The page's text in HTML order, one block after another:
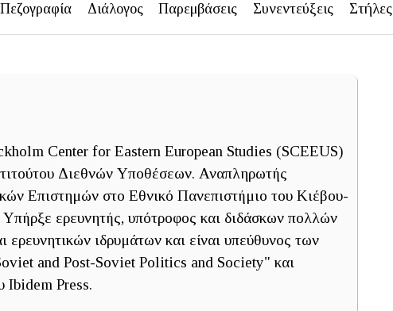
Πεζογραφία Διάλογος Παρεμβάσεις Συνεντεύξεις Στήλες
Center for Eastern European Studies (SCEEUS)
Διεθνών Υποθέσεων. Αναπληρωτής
Επιστημών στο Εθνικό Πανεπιστήμιο του Κιέβου-
ερευνητής, υπότροφος και διδάσκων πολλών
ερευνητικών ιδρυμάτων και είναι υπεύθυνος των
and Post-Soviet Politics and Society" και
Ibidem Press.